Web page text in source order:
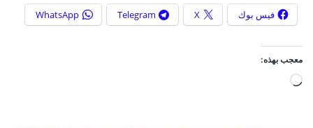
فيس بوك X
Telegram
WhatsApp
معجب بهذه: